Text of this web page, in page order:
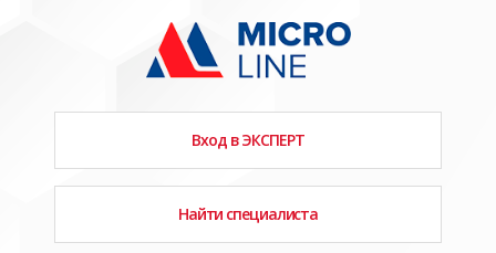
Вход в ЭКСПЕРТ
Найти специалиста